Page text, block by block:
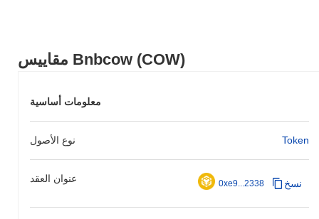
مقاييس Bnbcow (COW)
معلومات أساسية
نوع الأصول Token
عنوان العقد 0xe9...2338 نسخ